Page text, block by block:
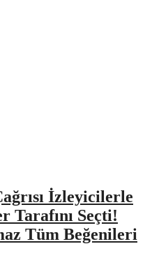
İzleyicilerle
Tarafını Seçti!
Tüm Beğenileri